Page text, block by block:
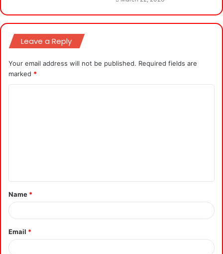
Leave a Reply
Your email address will not be published. Required fields are
marked *
Name *
Email *